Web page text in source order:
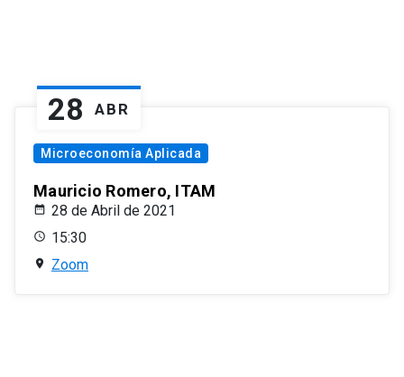
28 ABR
Microeconomía Aplicada
Mauricio Romero, ITAM
28 de Abril de 2021
15:30
Zoom